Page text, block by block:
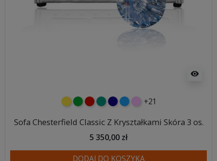
visibility
żółtyzielonyczerwony
turkusowy
granatowy
niebieski
różowy
+21
Sofa Chesterfield Classic Z Kryształkami Skóra 3 os.
5 350,00 zł
DODAJ DO KOSZYKA